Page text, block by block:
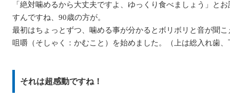
「絶対噛めるから大丈夫ですよ、ゆっくり食べましょう」と
すんですね、90歳の方が。
最初はちょっとずつ、噛める事が分かるとボリボリと音が聞
咀嚼（そしゃく：かむこと）を始めました。（上は総入れ歯
それは超感動ですね！